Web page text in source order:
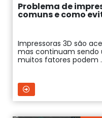
Problema de
comuns e como
Impressoras 3D são
mas continuam sendo
muitos fatores podem